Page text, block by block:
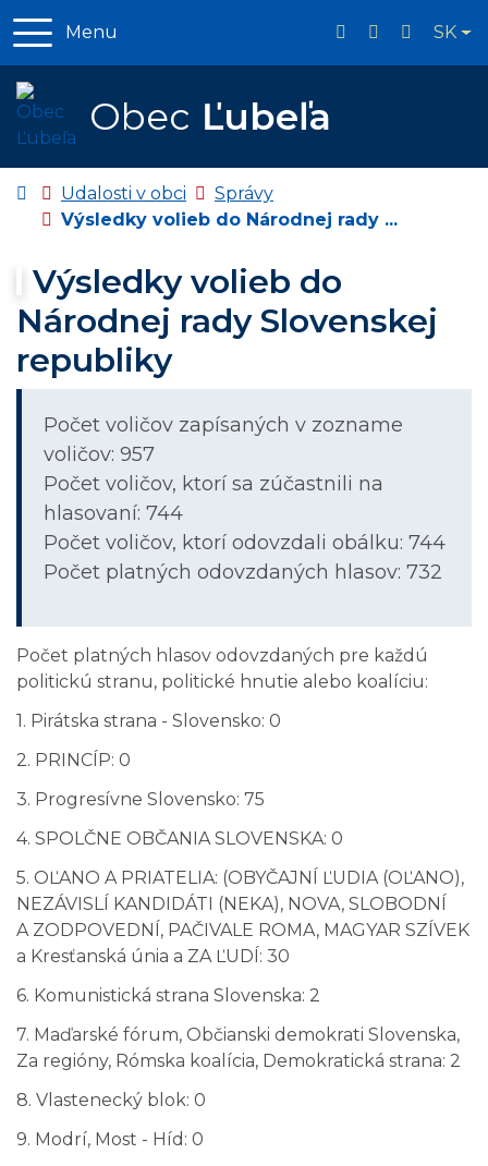
Menu
044 / 55 932 46
SK
Obec Ľubeľa
Úvodná stránka
Udalosti v obci
Správy
Výsledky volieb do Národnej rady ...
Výsledky volieb do
Národnej rady Slovenskej
republiky
Počet voličov zapísaných v zozname
voličov: 957
Počet voličov, ktorí sa zúčastnili na
hlasovaní: 744
Počet voličov, ktorí odovzdali obálku: 744
Počet platných odovzdaných hlasov: 732
Počet platných hlasov odovzdaných pre každú
politickú stranu, politické hnutie alebo koalíciu:
1. Pirátska strana - Slovensko: 0
2. PRINCÍP: 0
3. Progresívne Slovensko: 75
4. SPOLČNE OBČANIA SLOVENSKA: 0
5. OĽANO A PRIATELIA: (OBYČAJNÍ ĽUDIA (OĽANO),
NEZÁVISLÍ KANDIDÁTI (NEKA), NOVA, SLOBODNÍ
A ZODPOVEDNÍ, PAČIVALE ROMA, MAGYAR SZÍVEK
a Kresťanská únia a ZA ĽUDÍ: 30
6. Komunistická strana Slovenska: 2
7. Maďarské fórum, Občianski demokrati Slovenska,
Za regióny, Rómska koalícia, Demokratická strana: 2
8. Vlastenecký blok: 0
9. Modrí, Most - Híd: 0